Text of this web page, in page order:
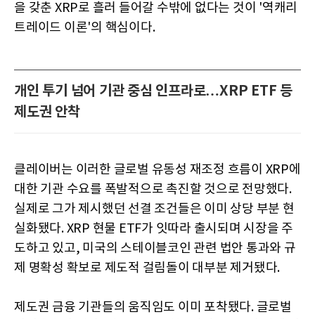
을 갖춘 XRP로 흘러 들어갈 수밖에 없다는 것이 '역캐리
트레이드 이론'의 핵심이다.
개인 투기 넘어 기관 중심 인프라로…XRP ETF 등
제도권 안착
클레이버는 이러한 글로벌 유동성 재조정 흐름이 XRP에
대한 기관 수요를 폭발적으로 촉진할 것으로 전망했다.
실제로 그가 제시했던 선결 조건들은 이미 상당 부분 현
실화됐다. XRP 현물 ETF가 잇따라 출시되며 시장을 주
도하고 있고, 미국의 스테이블코인 관련 법안 통과와 규
제 명확성 확보로 제도적 걸림돌이 대부분 제거됐다.
제도권 금융 기관들의 움직임도 이미 포착됐다. 글로벌